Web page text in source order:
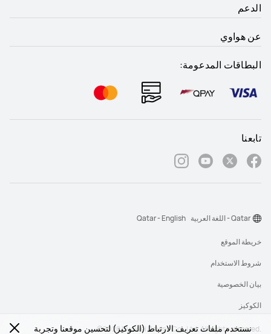
نستخدم ملفات تعريف الارتباط (الكوكيز) لتحسين موقعنا وتجربة
الدعم
عن هواوي
البطاقات المدعومة:
تابعنا
‎©2026 Huawei Device Co., Ltd. All rights reserved.‎
خريطة الموقع
شروط الاستخدام
بيان الخصوصية
الكوكيز
Qatar - اللغة العربية Qatar - English